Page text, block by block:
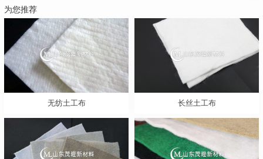
为您推荐
无纺土工布 长丝土工布